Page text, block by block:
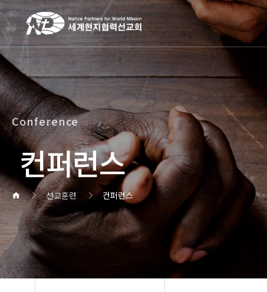
Conference
컨퍼런스
선교훈련 컨퍼런스